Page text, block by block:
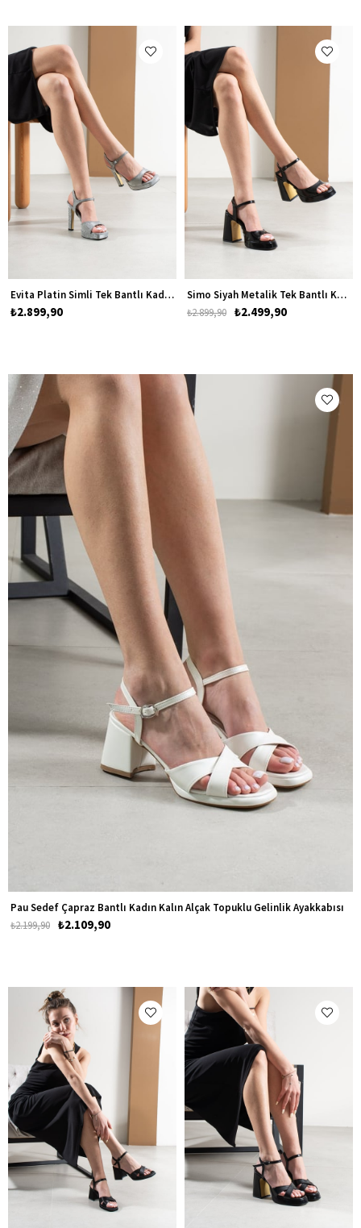
Evita Platin Simli Tek Bantlı Kadın Platform Topuklu Ayakkabı
₺2.899,90
Simo Siyah Metalik Tek Bantlı Kadın Platform Kalın Topuklu Ayakkabı
₺2.499,90
₺2.899,90
Pau Sedef Çapraz Bantlı Kadın Kalın Alçak Topuklu Gelinlik Ayakkabısı
₺2.109,90
₺2.199,90